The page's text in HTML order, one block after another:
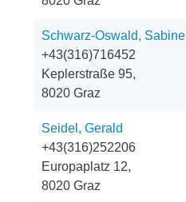
Schwarz-Oswald, Sabine
+43(316)716452
Keplerstraße 95,
8020 Graz
Seidel, Gerald
+43(316)252206
Europaplatz 12,
8020 Graz